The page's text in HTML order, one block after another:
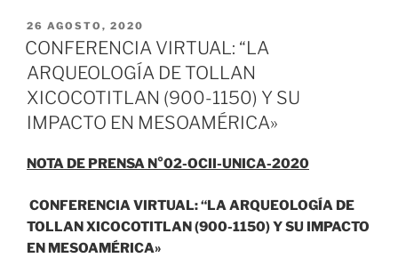
PUBLICADO
EL
26 AGOSTO, 2020
CONFERENCIA VIRTUAL: “LA
ARQUEOLOGÍA DE TOLLAN
XICOCOTITLAN (900-1150) Y SU
IMPACTO EN MESOAMÉRICA»
NOTA DE PRENSA N°02-OCII-UNICA-2020
CONFERENCIA VIRTUAL: “LA ARQUEOLOGÍA DE
TOLLAN XICOCOTITLAN (900-1150) Y SU IMPACTO
EN MESOAMÉRICA»